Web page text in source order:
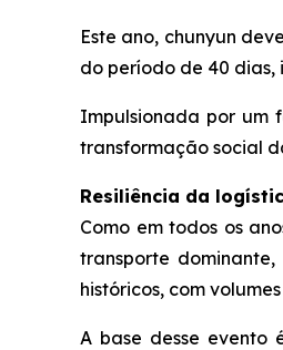
Este ano, chunyun
do período de 40 dias,
Impulsionada por um
transformação social
Resiliência da
Como em todos os
transporte
históricos, com
A base desse evento